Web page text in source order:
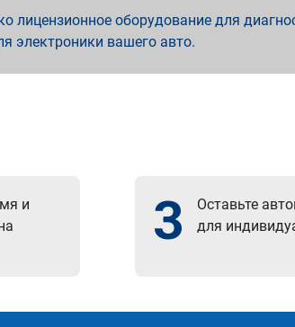
оборудование для
электроники вашего авто.
и
3
Оставьте
для